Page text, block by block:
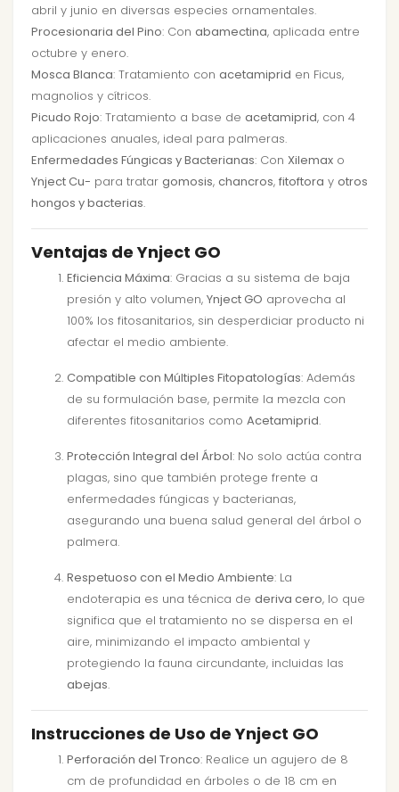
abril y junio en diversas especies ornamentales.
Procesionaria del Pino: Con abamectina, aplicada entre
octubre y enero.
Mosca Blanca: Tratamiento con acetamiprid en Ficus,
magnolios y cítricos.
Picudo Rojo: Tratamiento a base de acetamiprid, con 4
aplicaciones anuales, ideal para palmeras.
Enfermedades Fúngicas y Bacterianas: Con Xilemax o
Ynject Cu- para tratar gomosis, chancros, fitoftora y otros
hongos y bacterias.
Ventajas de Ynject GO
Eficiencia Máxima: Gracias a su sistema de baja
presión y alto volumen, Ynject GO aprovecha al
100% los fitosanitarios, sin desperdiciar producto ni
afectar el medio ambiente.
Compatible con Múltiples Fitopatologías: Además
de su formulación base, permite la mezcla con
diferentes fitosanitarios como Acetamiprid.
Protección Integral del Árbol: No solo actúa contra
plagas, sino que también protege frente a
enfermedades fúngicas y bacterianas,
asegurando una buena salud general del árbol o
palmera.
Respetuoso con el Medio Ambiente: La
endoterapia es una técnica de deriva cero, lo que
significa que el tratamiento no se dispersa en el
aire, minimizando el impacto ambiental y
protegiendo la fauna circundante, incluidas las
abejas.
Instrucciones de Uso de Ynject GO
Perforación del Tronco: Realice un agujero de 8
cm de profundidad en árboles o de 18 cm en